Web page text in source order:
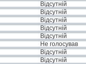
Відсутній
Відсутній
Відсутній
Відсутній
Відсутній
Не голосував
Відсутній
Відсутній